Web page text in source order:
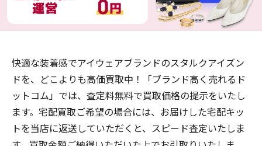
快適な装着感でアイウェアブランドのスタルクアイズン
ドを、どこよりも高価買取中！「ブランド高く売れるド
ットコム」では、査定料無料で買取価格の提示をいたし
ます。宅配買取ご希望の場合には、お届けした宅配キッ
トを当店に返送していただくと、スピード査定いたしま